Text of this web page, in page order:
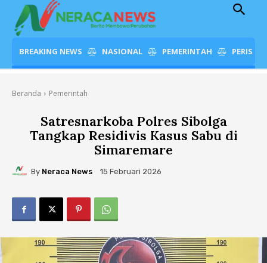
BREAKING NEWS NASIONAL PEMERINTAH
Beranda Pemerintah
Satresnarkoba Polres Sibolga
Tangkap Residivis Kasus Sabu di
Simaremare
By Neraca News 15 Februari 2026